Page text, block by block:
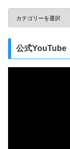
公式YouTube